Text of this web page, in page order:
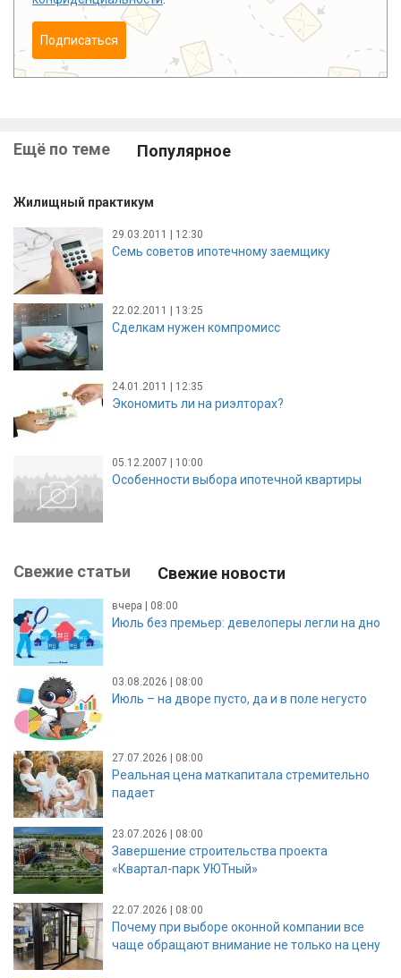
Подписаться
Ещё по теме Популярное
Жилищный практикум
29.03.2011 | 12:30
Семь советов ипотечному заемщику
22.02.2011 | 13:25
Сделкам нужен компромисс
24.01.2011 | 12:35
Экономить ли на риэлторах?
05.12.2007 | 10:00
Особенности выбора ипотечной квартиры
Свежие статьи Свежие новости
вчера | 08:00
Июль без премьер: девелоперы легли на дно
03.08.2026 | 08:00
Июль – на дворе пусто, да и в поле негусто
27.07.2026 | 08:00
Реальная цена маткапитала стремительно
падает
23.07.2026 | 08:00
Завершение строительства проекта
«Квартал-парк УЮТный»
22.07.2026 | 08:00
Почему при выборе оконной компании все
чаще обращают внимание не только на цену